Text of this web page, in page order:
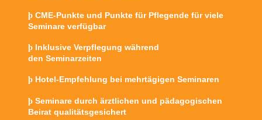
þ CME-Punkte und Punkte für Pflegende für viele
Seminare verfügbar
þ Inklusive Verpflegung während
den Seminarzeiten
þ Hotel-Empfehlung bei mehrtägigen Seminaren
þ Seminare durch ärztlichen und pädagogischen
Beirat qualitätsgesichert